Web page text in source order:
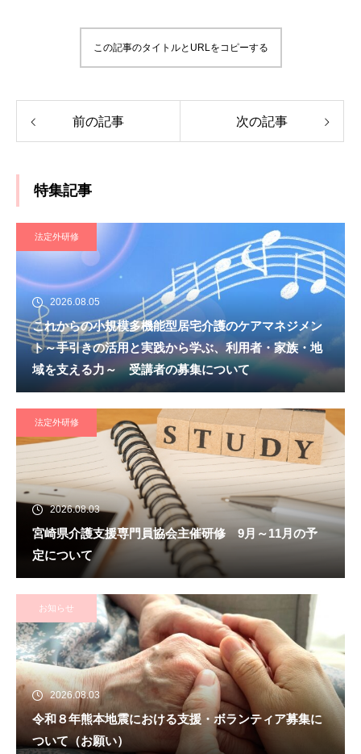
この記事のタイトルとURLをコピーする
前の記事 次の記事
特集記事
法定外研修
2026.08.05
これからの小規模多機能型居宅介護のケアマネジメン
ト～手引きの活用と実践から学ぶ、利用者・家族・地
域を支える力～ 受講者の募集について
法定外研修
2026.08.03
宮崎県介護支援専門員協会主催研修 9月～11月の予
定について
お知らせ
2026.08.03
令和８年熊本地震における支援・ボランティア募集に
ついて（お願い）